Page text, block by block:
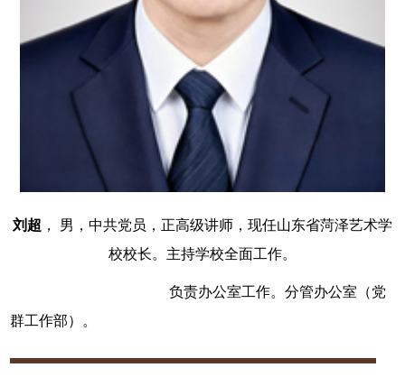
刘超 ， 男，中共党员，正高级讲师，现任山东省菏泽艺术学
校校长。主持学校全面工作。
负责办公室工作。分管办公室（党
群工作部）。